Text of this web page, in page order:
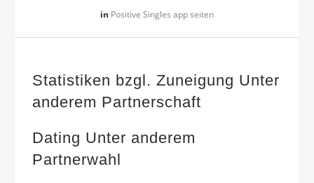
in Positive Singles app seiten
Statistiken bzgl. Zuneigung Unter
anderem Partnerschaft
Dating Unter anderem
Partnerwahl